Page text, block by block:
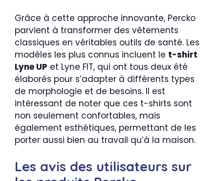
Grâce à cette approche innovante, Percko
parvient à transformer des vêtements
classiques en véritables outils de santé. Les
modèles les plus connus incluent le t-shirt
Lyne UP et Lyne FIT, qui ont tous deux été
élaborés pour s’adapter à différents types
de morphologie et de besoins. Il est
intéressant de noter que ces t-shirts sont
non seulement confortables, mais
également esthétiques, permettant de les
porter aussi bien au travail qu’à la maison.
Les avis des utilisateurs sur